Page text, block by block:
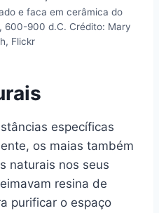
e faca em cerâmica do
600-900 d.C. Crédito: Mary
Flickr
específicas
os maias também
naturais nos seus
resina de
purificar o espaço